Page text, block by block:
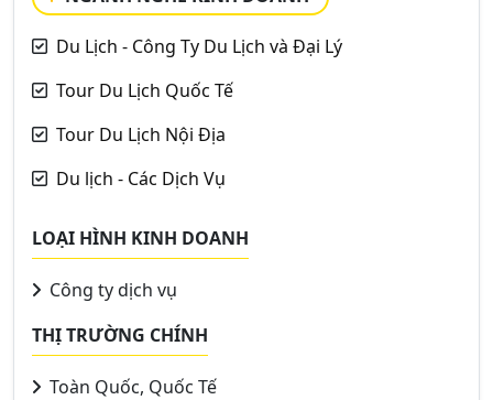
Du Lịch - Công Ty Du Lịch và Đại Lý
Tour Du Lịch Quốc Tế
Tour Du Lịch Nội Địa
Du lịch - Các Dịch Vụ
LOẠI HÌNH KINH DOANH
Công ty dịch vụ
THỊ TRƯỜNG CHÍNH
Toàn Quốc, Quốc Tế